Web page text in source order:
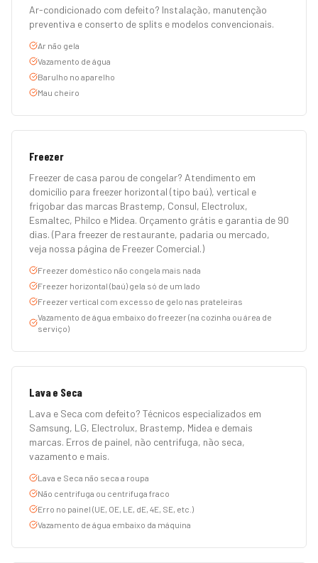
Ar-condicionado com defeito? Instalação, manutenção
preventiva e conserto de splits e modelos convencionais.
Ar não gela
Vazamento de água
Barulho no aparelho
Mau cheiro
Freezer
Freezer de casa parou de congelar? Atendimento em
domicílio para freezer horizontal (tipo baú), vertical e
frigobar das marcas Brastemp, Consul, Electrolux,
Esmaltec, Philco e Midea. Orçamento grátis e garantia de 90
dias. (Para freezer de restaurante, padaria ou mercado,
veja nossa página de Freezer Comercial.)
Freezer doméstico não congela mais nada
Freezer horizontal (baú) gela só de um lado
Freezer vertical com excesso de gelo nas prateleiras
Vazamento de água embaixo do freezer (na cozinha ou área de
serviço)
Lava e Seca
Lava e Seca com defeito? Técnicos especializados em
Samsung, LG, Electrolux, Brastemp, Midea e demais
marcas. Erros de painel, não centrifuga, não seca,
vazamento e mais.
Lava e Seca não seca a roupa
Não centrifuga ou centrifuga fraco
Erro no painel (UE, OE, LE, dE, 4E, SE, etc.)
Vazamento de água embaixo da máquina